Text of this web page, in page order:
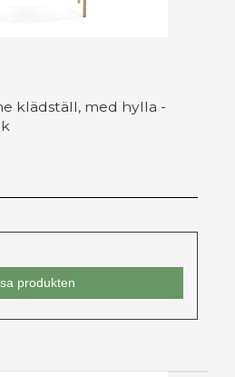
klädställ, med hylla -
produkten